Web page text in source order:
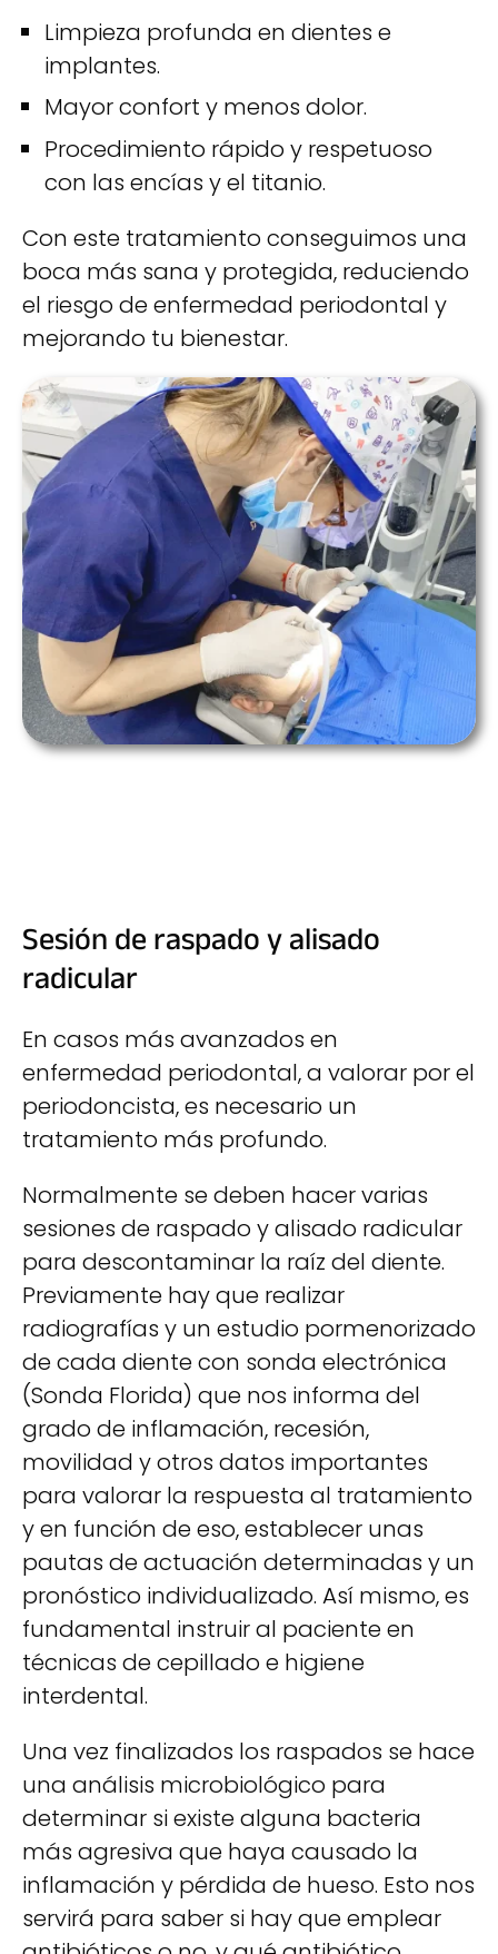
Limpieza profunda en dientes e
implantes.
Mayor confort y menos dolor.
Procedimiento rápido y respetuoso
con las encías y el titanio.
Con este tratamiento conseguimos una
boca más sana y protegida, reduciendo
el riesgo de enfermedad periodontal y
mejorando tu bienestar.
Sesión de raspado y alisado
radicular
En casos más avanzados en
enfermedad periodontal, a valorar por el
periodoncista, es necesario un
tratamiento más profundo.
Normalmente se deben hacer varias
sesiones de raspado y alisado radicular
para descontaminar la raíz del diente.
Previamente hay que realizar
radiografías y un estudio pormenorizado
de cada diente con sonda electrónica
(Sonda Florida) que nos informa del
grado de inflamación, recesión,
movilidad y otros datos importantes
para valorar la respuesta al tratamiento
y en función de eso, establecer unas
pautas de actuación determinadas y un
pronóstico individualizado. Así mismo, es
fundamental instruir al paciente en
técnicas de cepillado e higiene
interdental.
Una vez finalizados los raspados se hace
una análisis microbiológico para
determinar si existe alguna bacteria
más agresiva que haya causado la
inflamación y pérdida de hueso. Esto nos
servirá para saber si hay que emplear